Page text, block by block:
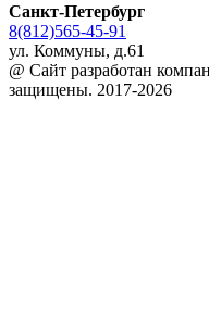
Санкт-Петербург
8(812)565-45-91
ул. Коммуны, д.61
@ Сайт разработан
защищены. 2017-2026